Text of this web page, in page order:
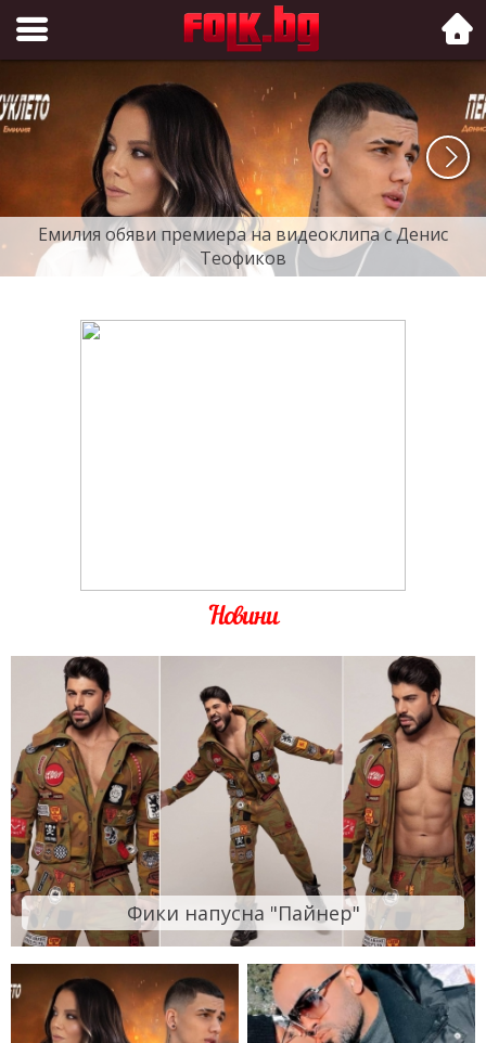
Folk.bg
Емилия обяви премиера на видеоклипа с Денис
Теофиков
Новини
Фики напусна "Пайнер"